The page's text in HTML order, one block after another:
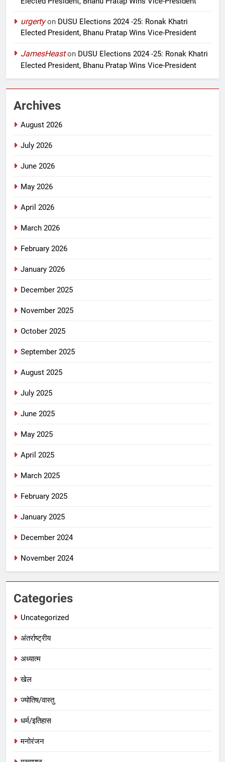
urgertyon DUSU Elections 2024 -25: Ronak Khatri
Elected President, Bhanu Pratap Wins Vice-President
JamesHeaston DUSU Elections 2024 -25: Ronak Khatri
Elected President, Bhanu Pratap Wins Vice-President
Archives
August 2026
July 2026
June 2026
May 2026
April 2026
March 2026
February 2026
January 2026
December 2025
November 2025
October 2025
September 2025
August 2025
July 2025
June 2025
May 2025
April 2025
March 2025
February 2025
January 2025
December 2024
November 2024
Categories
Uncategorized
अंतर्राष्ट्रीय
अध्यात्म
खेल
ज्योतिष/वास्तु
धर्म/इतिहास
मनोरंजन